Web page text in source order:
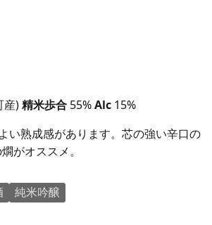
産)精米歩合 55%Alc 15%
い熟成感があります。芯の強い辛口の
がオススメ。
純米吟醸